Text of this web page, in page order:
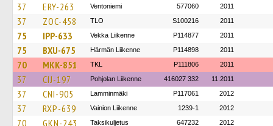
37 ERY-263 Ventoniemi 577060 2011
37 ZOC-458 TLO S100216 2011
75 IPP-633 Vekka Liikenne P114877 2011
75 BXU-675 Härmän Liikenne P114898 2011
70 MKK-851 TKL P111806 2011
37 CIJ-197 Pohjolan Liikenne 416027 332 11.2011
37 CNI-905 Lamminmäki P117061 2012
37 RXP-639 Vainion Liikenne 1239-1 2012
70 GKN-243 Taksikuljetus 647232 2012